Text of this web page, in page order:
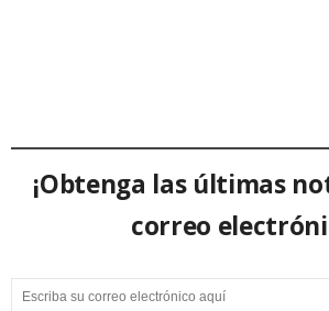
¡Obtenga las últimas
correo